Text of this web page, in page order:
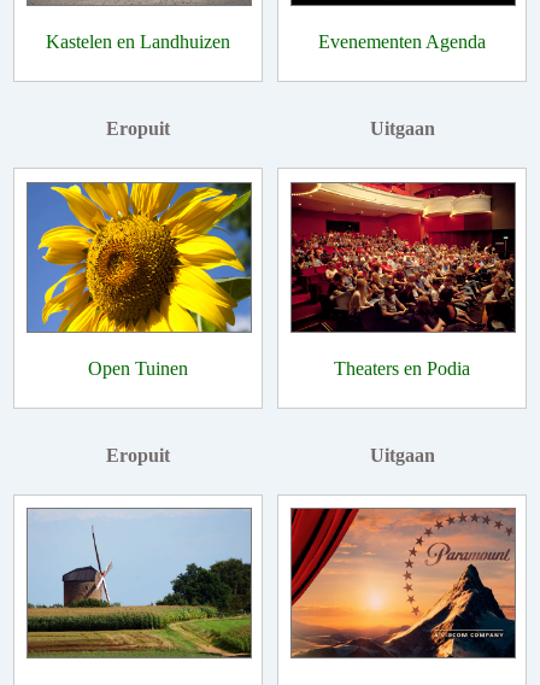
Kastelen en Landhuizen Evenementen Agenda
Eropuit
Open Tuinen
Uitgaan
Theaters en Podia
Eropuit Uitgaan